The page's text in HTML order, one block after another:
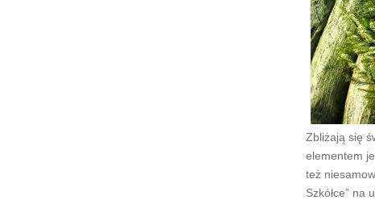
Zbliżają się
elementem
też
Szkółce” na